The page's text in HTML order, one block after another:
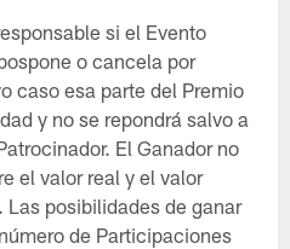
si el Evento
o cancela por
caso esa parte del Premio
y no se repondrá salvo a
El Ganador no
el valor real y el valor
posibilidades de ganar
de Participaciones